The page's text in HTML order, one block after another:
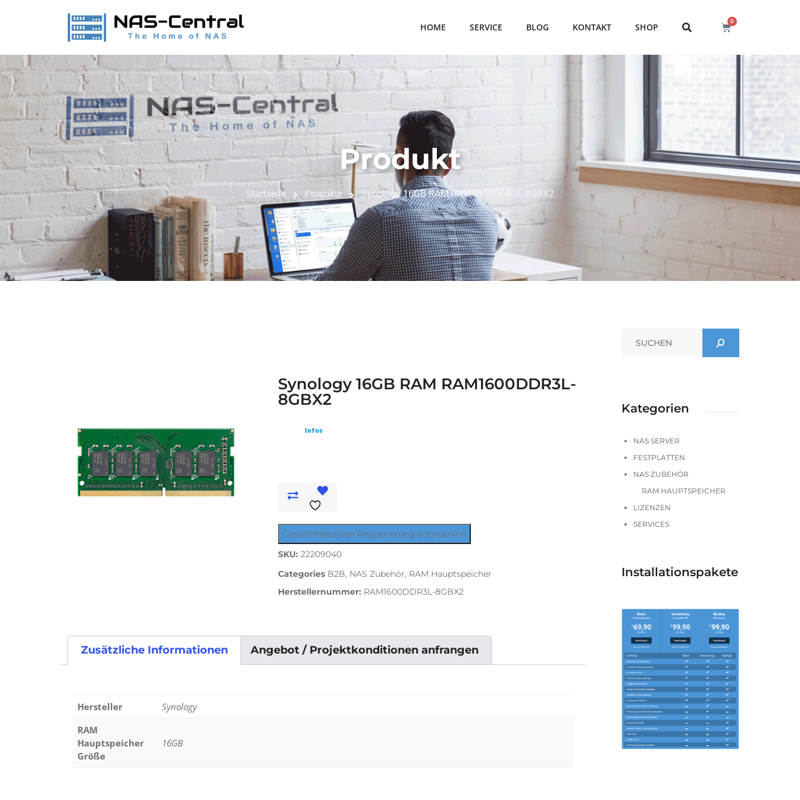
HOME SERVICE BLOG KONTAKT SHOP
0
Produkt
Startseite Produkte Synology 16GB RAM RAM1600DDR3L-8GBX2
Synology 16GB RAM RAM1600DDR3L-
8GBX2
Infos
Geschäftskunden Registrierung erforderlich
SKU: 22209040
Categories B2B, NAS Zubehör, RAM Hauptspeicher
Herstellernummer: RAM1600DDR3L-8GBX2
Zusätzliche Informationen Angebot / Projektkonditionen anfrangen
Hersteller
Synology
RAM
Hauptspeicher
Größe
16GB
Kategorien
NAS SERVER
FESTPLATTEN
NAS ZUBEHÖR
RAM HAUPTSPEICHER
LIZENZEN
SERVICES
Installationspakete